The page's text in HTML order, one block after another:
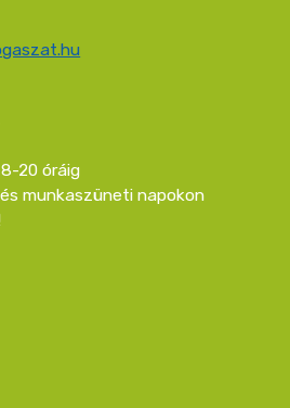
20 óráig
munkaszüneti napokon